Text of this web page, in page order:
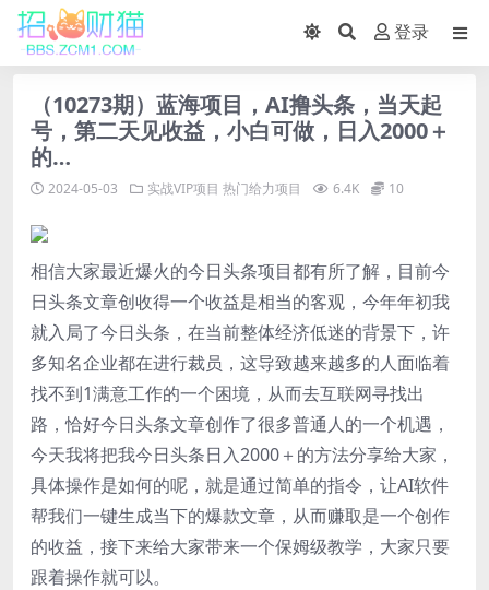
登录
（10273期）蓝海项目，AI撸头条，当天起
号，第二天见收益，小白可做，日入2000＋
的…
2024-05-03 实战VIP项目 热门给力项目 6.4K 10
相信大家最近爆火的今日头条项目都有所了解，目前今
日头条文章创收得一个收益是相当的客观，今年年初我
就入局了今日头条，在当前整体经济低迷的背景下，许
多知名企业都在进行裁员，这导致越来越多的人面临着
找不到1满意工作的一个困境，从而去互联网寻找出
路，恰好今日头条文章创作了很多普通人的一个机遇，
今天我将把我今日头条日入2000＋的方法分享给大家，
具体操作是如何的呢，就是通过简单的指令，让AI软件
帮我们一键生成当下的爆款文章，从而赚取是一个创作
的收益，接下来给大家带来一个保姆级教学，大家只要
跟着操作就可以。